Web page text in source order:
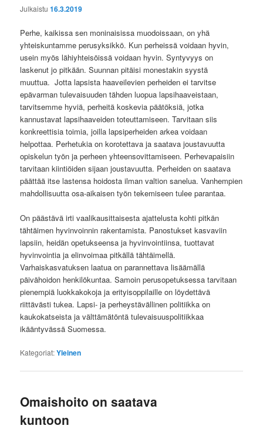
Julkaistu16.3.2019
Perhe, kaikissa sen moninaisissa muodoissaan, on yhä
yhteiskuntamme perusyksikkö. Kun perheissä voidaan hyvin,
usein myös lähiyhteisöissä voidaan hyvin. Syntyvyys on
laskenut jo pitkään. Suunnan pitäisi monestakin syystä
muuttua. Jotta lapsista haaveilevien perheiden ei tarvitse
epävarman tulevaisuuden tähden luopua lapsihaaveistaan,
tarvitsemme hyviä, perheitä koskevia päätöksiä, jotka
kannustavat lapsihaaveiden toteuttamiseen. Tarvitaan siis
konkreettisia toimia, joilla lapsiperheiden arkea voidaan
helpottaa. Perhetukia on korotettava ja saatava joustavuutta
opiskelun työn ja perheen yhteensovittamiseen. Perhevapaisiin
tarvitaan kiintiöiden sijaan joustavuutta. Perheiden on saatava
päättää itse lastensa hoidosta ilman valtion sanelua. Vanhempien
mahdollisuutta osa-aikaisen työn tekemiseen tulee parantaa.
On päästävä irti vaalikausittaisesta ajattelusta kohti pitkän
tähtäimen hyvinvoinnin rakentamista. Panostukset kasvaviin
lapsiin, heidän opetukseensa ja hyvinvointiinsa, tuottavat
hyvinvointia ja elinvoimaa pitkällä tähtäimellä.
Varhaiskasvatuksen laatua on parannettava lisäämällä
päivähoidon henkilökuntaa. Samoin perusopetuksessa tarvitaan
pienempiä luokkakokoja ja erityisoppilaille on löydettävä
riittävästi tukea. Lapsi- ja perheystävällinen politiikka on
kaukokatseista ja välttämätöntä tulevaisuuspolitiikkaa
ikääntyvässä Suomessa.
Kategoriat:Yleinen
Omaishoito on saatava
kuntoon